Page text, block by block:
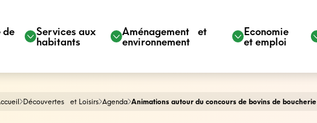
de
Services aux
habitants
Aménagement et
environnement
Economie
et emploi
Découvertes et Loisirs Agenda Animations autour du concours de bovins de boucherie